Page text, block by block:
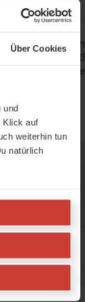
Über Cookies
und
Klick auf
weiterhin tun
natürlich
Dauer: 21 Minuten
Schwitzfaktor: 30
Level: für alle
Helga